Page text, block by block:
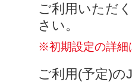
ご利用いただ
さい。
※初期設定の詳細
ご利用(予定)